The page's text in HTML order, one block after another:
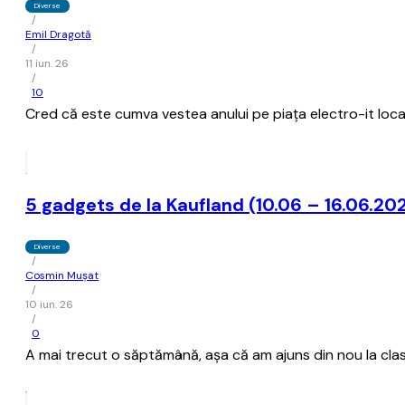
Diverse
/
Emil Dragotă
/
11 iun. 26
/
10
Cred că este cumva vestea anului pe piața electro-it
5 gadgets de la Kaufland (10.06 –
Diverse
/
Cosmin Mușat
/
10 iun. 26
/
0
A mai trecut o săptămână, aşa că am ajuns din nou la